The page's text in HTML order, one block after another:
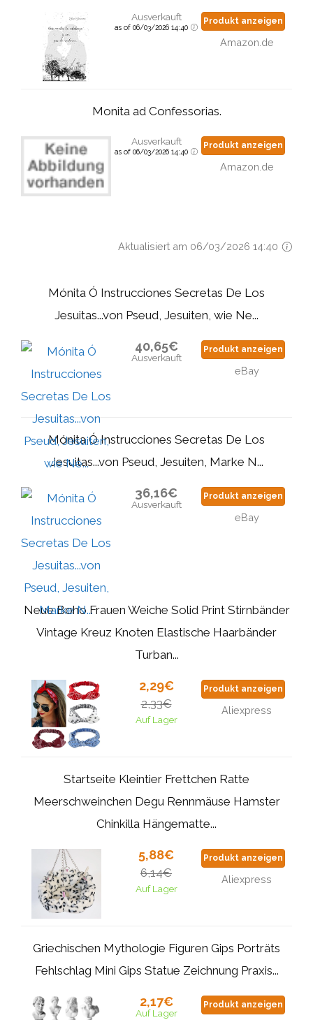
Ausverkauft
as of 06/03/2026 14:40
Produkt anzeigen
Amazon.de
Monita ad Confessorias.
Ausverkauft
as of 06/03/2026 14:40
Produkt anzeigen
Amazon.de
Aktualisiert am 06/03/2026 14:40
Mónita Ó Instrucciones Secretas De Los
Jesuitas...von Pseud, Jesuiten, wie Ne...
40,65€
Ausverkauft
Produkt anzeigen
eBay
Mónita Ó Instrucciones Secretas De Los
Jesuitas...von Pseud, Jesuiten, Marke N...
36,16€
Ausverkauft
Produkt anzeigen
eBay
Neue Boho Frauen Weiche Solid Print Stirnbänder
Vintage Kreuz Knoten Elastische Haarbänder
Turban...
2,29€
2,33€
Auf Lager
Produkt anzeigen
Aliexpress
Startseite Kleintier Frettchen Ratte
Meerschweinchen Degu Rennmäuse Hamster
Chinkilla Hängematte...
5,88€
6,14€
Auf Lager
Produkt anzeigen
Aliexpress
Griechischen Mythologie Figuren Gips Porträts
Fehlschlag Mini Gips Statue Zeichnung Praxis...
2,17€
Auf Lager
Produkt anzeigen